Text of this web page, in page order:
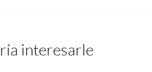
interesarle